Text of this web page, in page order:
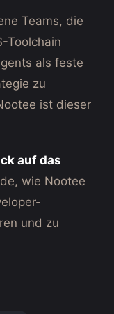
Teams, die
Toolchain
als feste
zu
ist dieser
auf das
wie Nootee
und zu